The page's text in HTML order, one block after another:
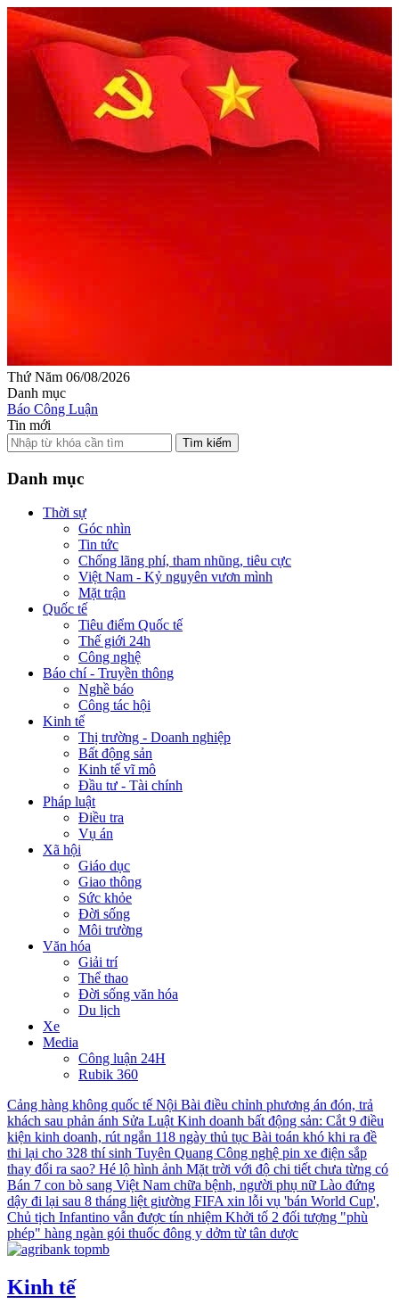
Thứ Năm 06/08/2026
Danh mục
Báo Công Luận
Tin mới
Tìm kiếm
Danh mục
Thời sự
Góc nhìn
Tin tức
Chống lãng phí, tham nhũng, tiêu cực
Việt Nam - Kỷ nguyên vươn mình
Mặt trận
Quốc tế
Tiêu điểm Quốc tế
Thế giới 24h
Công nghệ
Báo chí - Truyền thông
Nghề báo
Công tác hội
Kinh tế
Thị trường - Doanh nghiệp
Bất động sản
Kinh tế vĩ mô
Đầu tư - Tài chính
Pháp luật
Điều tra
Vụ án
Xã hội
Giáo dục
Giao thông
Sức khỏe
Đời sống
Môi trường
Văn hóa
Giải trí
Thể thao
Đời sống văn hóa
Du lịch
Xe
Media
Công luận 24H
Rubik 360
Cảng hàng không quốc tế Nội Bài điều chỉnh phương án đón, trả
khách sau phản ánh Sửa Luật Kinh doanh bất động sản: Cắt 9 điều
kiện kinh doanh, rút ngắn 118 ngày thủ tục Bài toán khó khi ra đề
thi lại cho 328 thí sinh Tuyên Quang Công nghệ pin xe điện sắp
thay đổi ra sao? Hé lộ hình ảnh Mặt trời với độ chi tiết chưa từng có
Bán 7 con bò sang Việt Nam chữa bệnh, người phụ nữ Lào đứng
dậy đi lại sau 8 tháng liệt giường FIFA xin lỗi vụ 'bán World Cup',
Chủ tịch Infantino vẫn được tín nhiệm Khởi tố 2 đối tượng "phù
phép" hàng ngàn gói thuốc đông y dởm từ tân dược
Kinh tế